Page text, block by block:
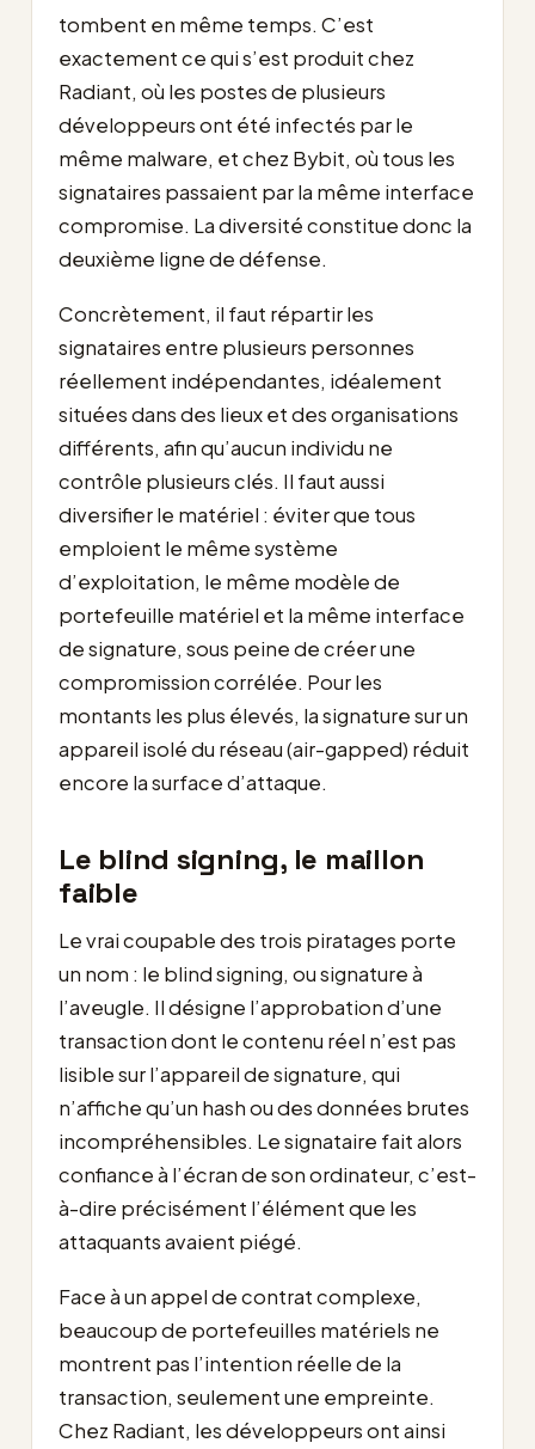
tombent en même temps. C’est
exactement ce qui s’est produit chez
Radiant, où les postes de plusieurs
développeurs ont été infectés par le
même malware, et chez Bybit, où tous les
signataires passaient par la même interface
compromise. La diversité constitue donc la
deuxième ligne de défense.
Concrètement, il faut répartir les
signataires entre plusieurs personnes
réellement indépendantes, idéalement
situées dans des lieux et des organisations
différents, afin qu’aucun individu ne
contrôle plusieurs clés. Il faut aussi
diversifier le matériel : éviter que tous
emploient le même système
d’exploitation, le même modèle de
portefeuille matériel et la même interface
de signature, sous peine de créer une
compromission corrélée. Pour les
montants les plus élevés, la signature sur un
appareil isolé du réseau (air-gapped) réduit
encore la surface d’attaque.
Le blind signing, le maillon
faible
Le vrai coupable des trois piratages porte
un nom : le blind signing, ou signature à
l’aveugle. Il désigne l’approbation d’une
transaction dont le contenu réel n’est pas
lisible sur l’appareil de signature, qui
n’affiche qu’un hash ou des données brutes
incompréhensibles. Le signataire fait alors
confiance à l’écran de son ordinateur, c’est-
à-dire précisément l’élément que les
attaquants avaient piégé.
Face à un appel de contrat complexe,
beaucoup de portefeuilles matériels ne
montrent pas l’intention réelle de la
transaction, seulement une empreinte.
Chez Radiant, les développeurs ont ainsi